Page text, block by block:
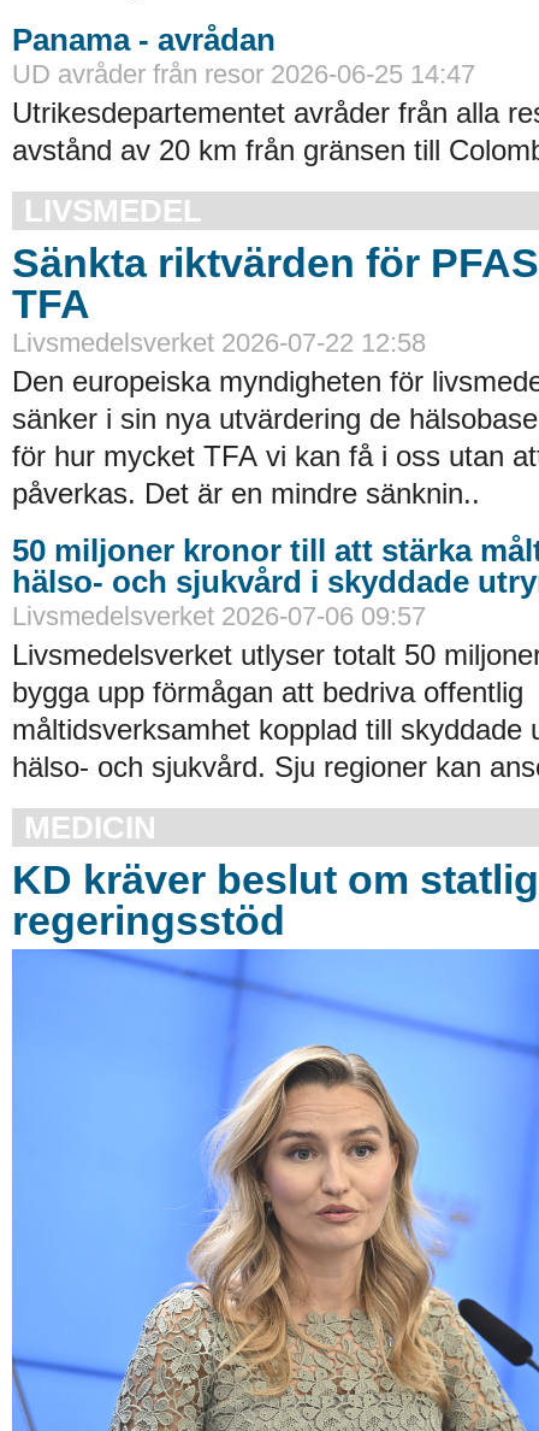
Panama - avrådan
UD avråder från resor 2026-06-25 14:47
Utrikesdepartementet avråder från alla
avstånd av 20 km från gränsen till
LIVSMEDEL
Sänkta riktvärden för
TFA
Livsmedelsverket 2026-07-22 12:58
Den europeiska myndigheten för
sänker i sin nya utvärdering de
för hur mycket TFA vi kan få i oss utan
påverkas. Det är en mindre sänknin..
50 miljoner kronor till att stärka
hälso- och sjukvård i skyddade
Livsmedelsverket 2026-07-06 09:57
Livsmedelsverket utlyser totalt 50
bygga upp förmågan att bedriva offentlig
måltidsverksamhet kopplad till skyddade
hälso- och sjukvård. Sju regioner kan
MEDICIN
KD kräver beslut om
regeringsstöd